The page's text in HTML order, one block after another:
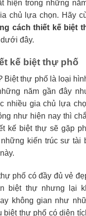
hiện trong những
chủ lựa chọn. Hãy
cách thiết kế biệt
đây.
kế biệt thự phố
Biệt thự phố là loại
năm gần đây
nhiều gia chủ lựa
như hiện nay thì
kế biệt thự sẽ gặp
kiến trúc sư tài
phố có đầy đủ vẻ
biệt thự nhưng lại
không gian như
biệt thự phố có diện